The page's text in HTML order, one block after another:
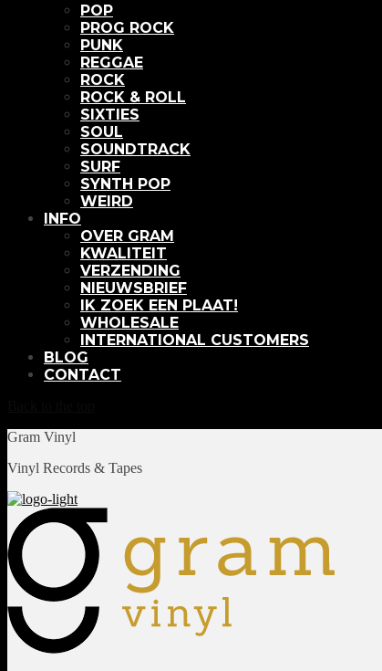
POP
PROG ROCK
PUNK
REGGAE
ROCK
ROCK & ROLL
SIXTIES
SOUL
SOUNDTRACK
SURF
SYNTH POP
WEIRD
INFO
OVER GRAM
KWALITEIT
VERZENDING
NIEUWSBRIEF
IK ZOEK EEN PLAAT!
WHOLESALE
INTERNATIONAL CUSTOMERS
BLOG
CONTACT
Gram Vinyl
Vinyl Records & Tapes